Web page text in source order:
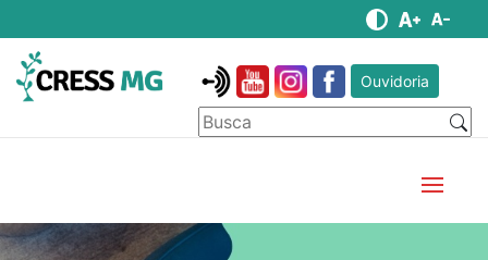
Ouvidoria